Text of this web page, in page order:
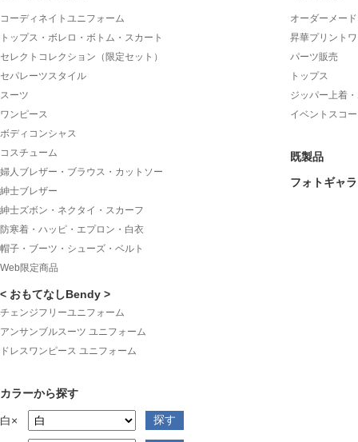
コーディネイトユニフォーム
トップス・ボレロ・ボトム・スカート
セレクトコレクション（限定セット）
セパレーツスタイル
スーツ
ワンピース
ボディコンシャス
コスチューム
婦人ブレザー・ブラウス・カットソー
紳士ブレザー
紳士ズボン・ネクタイ・スカーフ
防寒着・ハッピ・エプロン・白衣
帽子・ブーツ・シューズ・ベルト
Web限定商品
< おもてなしBendy >
チェンジフリーユニフォーム
アンサンブルスーツ ユニフォーム
ドレスワンピース ユニフォーム
カラーから探す
白×
オーダーメー
昇華プリント
パーツ販売
トップス
ジッパー上着
イベントスコ
既製品
フォトギャ